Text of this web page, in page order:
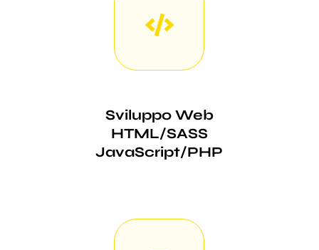
Sviluppo Web
HTML/SASS
JavaScript/PHP